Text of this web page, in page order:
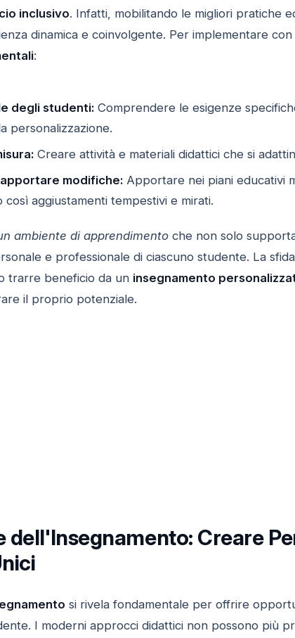
inclusivo. Infatti, mobilitando le migliori pratiche
dinamica e coinvolgente. Per implementare
:
degli studenti:Comprendere le esigenze
personalizzazione.
Creare attività e materiali didattici che si
modifiche:Apportare nei piani educativi
aggiustamenti tempestivi e mirati.
ambiente di apprendimentoche non solo
e professionale di ciascuno studente. La
trarre beneficio da un insegnamento
il proprio potenziale.
dell'Insegnamento: Creare
si rivela fondamentale per offrire
I moderni approcci didattici non possono più